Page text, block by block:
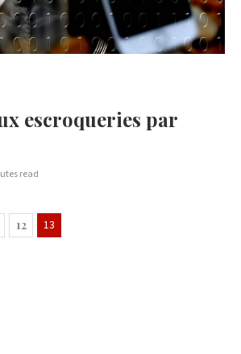
escroqueries par
read
12 13